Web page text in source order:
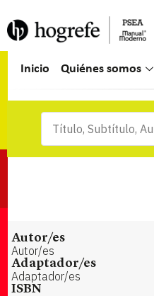
Inicio Quiénes somos
Autor/es
Autor/es
Adaptador/es
Adaptador/es
ISBN